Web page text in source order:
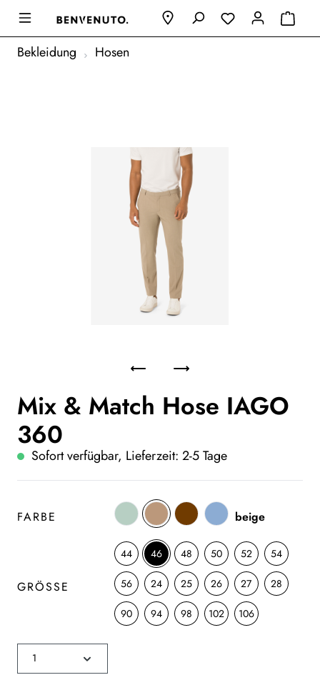
Bekleidung Hosen
Mix & Match Hose IAGO
360
Sofort verfügbar, Lieferzeit: 2-5 Tage
FARBE beige
GRÖSSE
44 46 48 50 52 54
56 24 25 26 27 28
90 94 98 102 106